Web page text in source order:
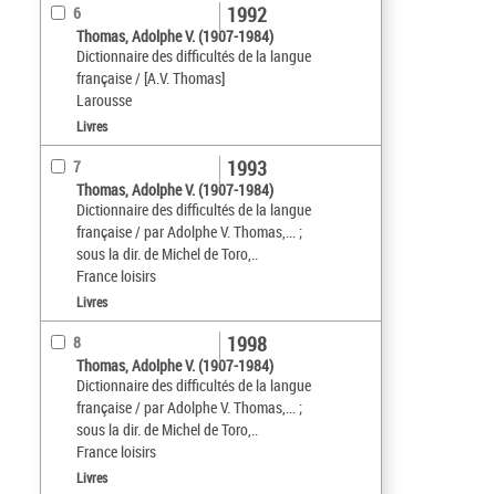
6
Thomas, Adolphe V. (1907-1984)
Dictionnaire des difficultés de la langue
française / [A.V. Thomas]
Larousse
1992
Livres
7
Thomas, Adolphe V. (1907-1984)
Dictionnaire des difficultés de la langue
française / par Adolphe V. Thomas,... ;
sous la dir. de Michel de Toro,..
France loisirs
1993
Livres
8
Thomas, Adolphe V. (1907-1984)
Dictionnaire des difficultés de la langue
française / par Adolphe V. Thomas,... ;
sous la dir. de Michel de Toro,..
France loisirs
1998
Livres